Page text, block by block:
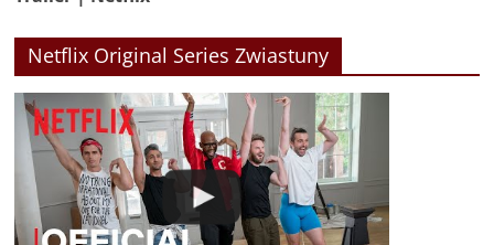
Netflix Original Series Zwiastuny